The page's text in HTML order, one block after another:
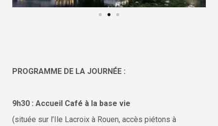
PROGRAMME DE LA JOURNÉE :
9h30 : Accueil Café à la base vie
(située sur l’Ile Lacroix à Rouen, accès piétons à